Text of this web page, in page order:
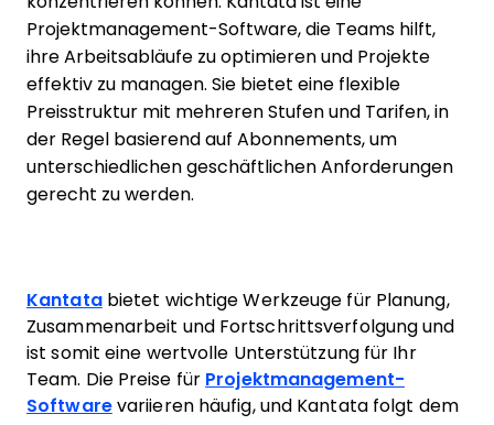
Projektmanagement-Software, die Teams hilft,
ihre Arbeitsabläufe zu optimieren und Projekte
effektiv zu managen. Sie bietet eine flexible
Preisstruktur mit mehreren Stufen und Tarifen, in
der Regel basierend auf Abonnements, um
unterschiedlichen geschäftlichen Anforderungen
gerecht zu werden.
Kantatabietet wichtige Werkzeuge für Planung,
Zusammenarbeit und Fortschrittsverfolgung und
ist somit eine wertvolle Unterstützung für Ihr
Team. Die Preise für Projektmanagement-
Softwarevariieren häufig, und Kantata folgt dem